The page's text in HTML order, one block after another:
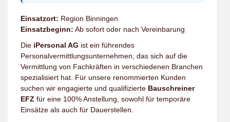
Einsatzort: Region Binningen
Einsatzbeginn: Ab sofort oder nach Vereinbarung
Die iPersonal AG ist ein führendes
Personalvermittlungsunternehmen, das sich auf die
Vermittlung von Fachkräften in verschiedenen Branchen
spezialisiert hat. Für unsere renommierten Kunden
suchen wir engagierte und qualifizierte Bauschreiner
EFZ für eine 100% Anstellung, sowohl für temporäre
Einsätze als auch für Dauerstellen.